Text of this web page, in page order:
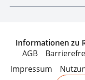
Informationen zu
AGB
Impressum